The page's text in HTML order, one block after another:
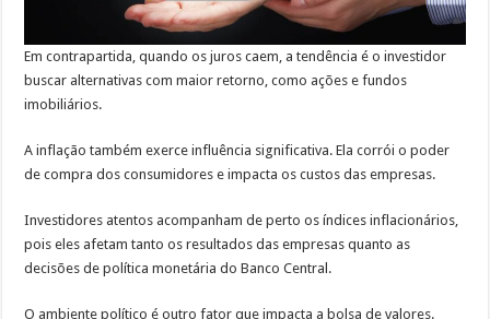
Em contrapartida, quando os juros caem, a tendência é o investidor
buscar alternativas com maior retorno, como ações e fundos
imobiliários.
A inflação também exerce influência significativa. Ela corrói o poder
de compra dos consumidores e impacta os custos das empresas.
Investidores atentos acompanham de perto os índices inflacionários,
pois eles afetam tanto os resultados das empresas quanto as
decisões de política monetária do Banco Central.
O ambiente político é outro fator que impacta a bolsa de valores.